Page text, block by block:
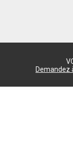
Demandez